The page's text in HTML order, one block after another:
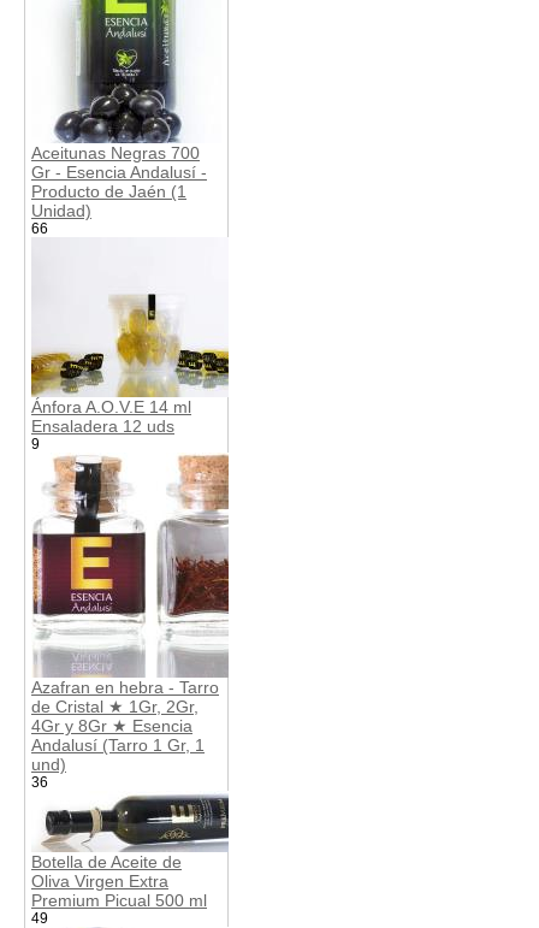
Aceitunas Negras 700
Gr - Esencia Andalusí -
Producto de Jaén (1
Unidad)
66
Ánfora A.O.V.E 14 ml
Ensaladera 12 uds
9
Azafran en hebra - Tarro
de Cristal ★ 1Gr, 2Gr,
4Gr y 8Gr ★ Esencia
Andalusí (Tarro 1 Gr, 1
und)
36
Botella de Aceite de
Oliva Virgen Extra
Premium Picual 500 ml
49